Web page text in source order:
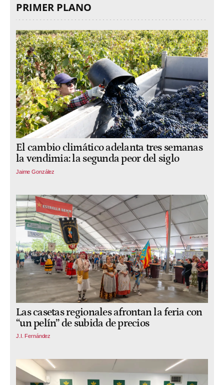
PRIMER PLANO
El cambio climático adelanta tres semanas
la vendimia: la segunda peor del siglo
Jaime González
Las casetas regionales afrontan la feria con
“un pelín” de subida de precios
J.I. Fernández